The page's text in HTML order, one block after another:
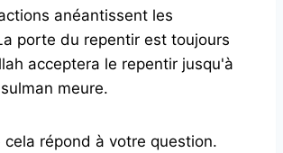
anéantissent les
porte du repentir est toujours
acceptera le repentir jusqu'à
meure.
cela répond à votre question.